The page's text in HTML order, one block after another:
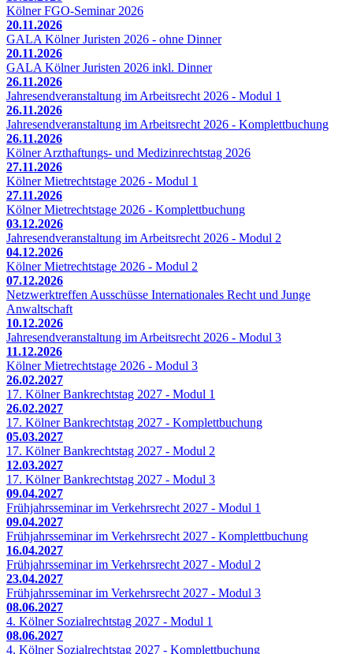
Kölner FGO-Seminar 2026
20.11.2026
GALA Kölner Juristen 2026 - ohne Dinner
20.11.2026
GALA Kölner Juristen 2026 inkl. Dinner
26.11.2026
Jahresendveranstaltung im Arbeitsrecht 2026 - Modul 1
26.11.2026
Jahresendveranstaltung im Arbeitsrecht 2026 - Komplettbuchung
26.11.2026
Kölner Arzthaftungs- und Medizinrechtstag 2026
27.11.2026
Kölner Mietrechtstage 2026 - Modul 1
27.11.2026
Kölner Mietrechtstage 2026 - Komplettbuchung
03.12.2026
Jahresendveranstaltung im Arbeitsrecht 2026 - Modul 2
04.12.2026
Kölner Mietrechtstage 2026 - Modul 2
07.12.2026
Netzwerktreffen Ausschüsse Internationales Recht und Junge
Anwaltschaft
10.12.2026
Jahresendveranstaltung im Arbeitsrecht 2026 - Modul 3
11.12.2026
Kölner Mietrechtstage 2026 - Modul 3
26.02.2027
17. Kölner Bankrechtstag 2027 - Modul 1
26.02.2027
17. Kölner Bankrechtstag 2027 - Komplettbuchung
05.03.2027
17. Kölner Bankrechtstag 2027 - Modul 2
12.03.2027
17. Kölner Bankrechtstag 2027 - Modul 3
09.04.2027
Frühjahrsseminar im Verkehrsrecht 2027 - Modul 1
09.04.2027
Frühjahrsseminar im Verkehrsrecht 2027 - Komplettbuchung
16.04.2027
Frühjahrsseminar im Verkehrsrecht 2027 - Modul 2
23.04.2027
Frühjahrsseminar im Verkehrsrecht 2027 - Modul 3
08.06.2027
4. Kölner Sozialrechtstag 2027 - Modul 1
08.06.2027
4. Kölner Sozialrechtstag 2027 - Komplettbuchung